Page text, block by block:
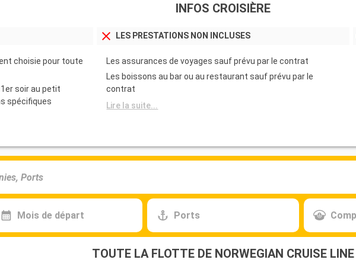
INFOS CROISIÈRE
choisie pour toute
soir au petit
spécifiques
LES PRESTATIONS NON INCLUSES
Les assurances de voyages sauf prévu par le contrat
Les boissons au bar ou au restaurant sauf prévu par le
contrat
Lire la suite...
Mois de départ Ports
TOUTE LA FLOTTE DE NORWEGIAN CRUISE LINE